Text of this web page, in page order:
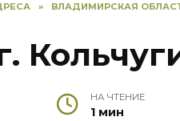
» ВЛАДИМИРСКАЯ
НА ЧТЕНИЕ
1 мин